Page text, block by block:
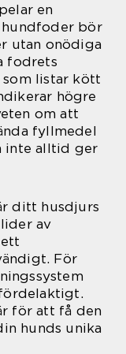
en
bör
utan onödiga
fodrets
listar kött
högre
om att
fyllmedel
inte alltid ger
ditt husdjurs
av
För
för att få den
hunds unika